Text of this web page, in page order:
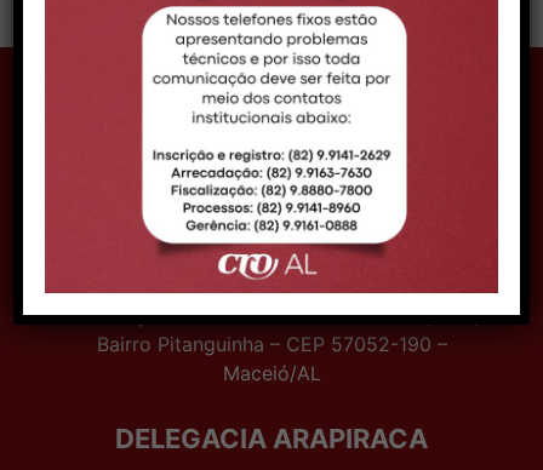
CONTATO MACEIÓ
Telefone:Telefone: (82) 99161-0888
Expediente:08h às 14h
comunicacao@croal.org.br
Endereço:Rua Coronel Francisco Silva, 290,
Bairro Pitanguinha – CEP 57052-190 –
Maceió/AL
DELEGACIA ARAPIRACA